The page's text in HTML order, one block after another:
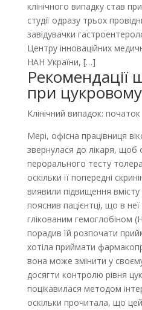
клінічного випадку став
студії одразу трьох
завідувачки
Центру інноваційних
НАН України, […]
Рекомендації
при цукровому
Клінічний випадок: початок
Мері, офісна працівниця
звернулася до лікаря, щоб
перорального тесту
оскільки її попередні
виявили підвищення
пояснив пацієнтці, що в
глікованим гемоглобіном
порадив їй розпочати
хотіла приймати
вона може змінити у
досягти контролю рівня
поцікавилася методом
оскільки прочитала, що